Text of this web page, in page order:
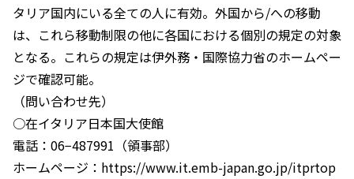
タリア国内にいる全ての人に有効。外国から/への移動
は、これら移動制限の他に各国における個別の規定の対象
となる。これらの規定は伊外務・国際協力省のホームペー
ジで確認可能。
（問い合わせ先）
○在イタリア日本国大使館
電話：06−487991（領事部）
ホームページ：https://www.it.emb-japan.go.jp/itprtop